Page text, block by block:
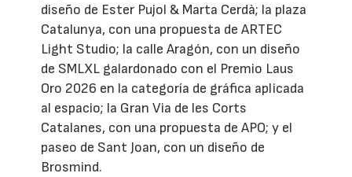
diseño de Ester Pujol & Marta Cerdà; la plaza
Catalunya, con una propuesta de ARTEC
Light Studio; la calle Aragón, con un diseño
de SMLXL galardonado con el Premio Laus
Oro 2026 en la categoría de gráfica aplicada
al espacio; la Gran Via de les Corts
Catalanes, con una propuesta de APO; y el
paseo de Sant Joan, con un diseño de
Brosmind.